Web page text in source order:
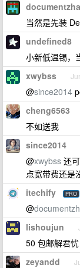
当然是先装
undefined8
小新低温锡，
xwybss
@since2014
cheng6563
不如送我
since2014
@xwybss 还
点宽带费还是
itechify PRO
@
lishoujun
50 包邮解君忧
zeyandd